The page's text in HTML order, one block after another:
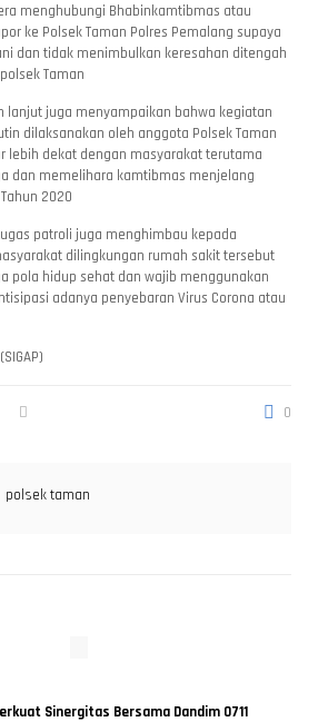
menghubungi Bhabinkamtibmas atau
ke Polsek Taman Polres Pemalang supaya
dan tidak menimbulkan keresahan ditengah
Taman
lanjut juga menyampaikan bahwa kegiatan
dilaksanakan oleh anggota Polsek Taman
lebih dekat dengan masyarakat terutama
dan memelihara kamtibmas menjelang
2020
patroli juga menghimbau kepada
dilingkungan rumah sakit tersebut
pola hidup sehat dan wajib menggunakan
adanya penyebaran Virus Corona atau
0
polsek taman
Sinergitas Bersama Dandim 0711